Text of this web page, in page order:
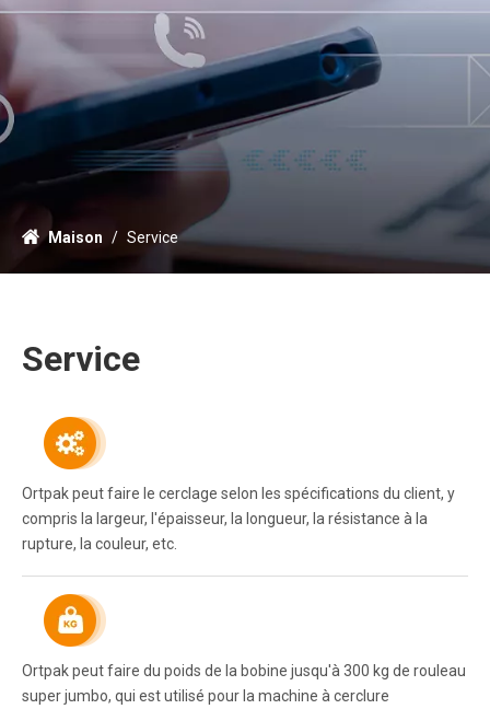
Maison / Service
Service
Ortpak peut faire le cerclage selon les spécifications du client, y
compris la largeur, l'épaisseur, la longueur, la résistance à la
rupture, la couleur, etc.
Ortpak peut faire du poids de la bobine jusqu'à 300 kg de rouleau
super jumbo, qui est utilisé pour la machine à cerclure